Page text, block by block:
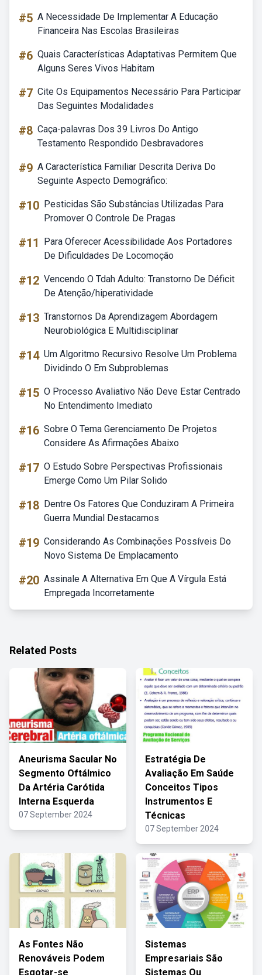
#5 A Necessidade De Implementar A Educação
Financeira Nas Escolas Brasileiras
#6 Quais Características Adaptativas Permitem Que
Alguns Seres Vivos Habitam
#7 Cite Os Equipamentos Necessário Para Participar
Das Seguintes Modalidades
#8 Caça-palavras Dos 39 Livros Do Antigo
Testamento Respondido Desbravadores
#9 A Característica Familiar Descrita Deriva Do
Seguinte Aspecto Demográfico:
#10 Pesticidas São Substâncias Utilizadas Para
Promover O Controle De Pragas
#11
Para Oferecer Acessibilidade Aos Portadores
De Dificuldades De Locomoção
#12 Vencendo O Tdah Adulto: Transtorno De Déficit
De Atenção/hiperatividade
#13 Transtornos Da Aprendizagem Abordagem
Neurobiológica E Multidisciplinar
#14 Um Algoritmo Recursivo Resolve Um Problema
Dividindo O Em Subproblemas
#15 O Processo Avaliativo Não Deve Estar Centrado
No Entendimento Imediato
#16 Sobre O Tema Gerenciamento De Projetos
Considere As Afirmações Abaixo
#17 O Estudo Sobre Perspectivas Profissionais
Emerge Como Um Pilar Solido
#18 Dentre Os Fatores Que Conduziram A Primeira
Guerra Mundial Destacamos
#19 Considerando As Combinações Possíveis Do
Novo Sistema De Emplacamento
#20 Assinale A Alternativa Em Que A Vírgula Está
Empregada Incorretamente
Related Posts
Aneurisma Sacular No
Segmento Oftálmico
Da Artéria Carótida
Interna Esquerda
07 September 2024
Estratégia De
Avaliação Em Saúde
Conceitos Tipos
Instrumentos E
Técnicas
07 September 2024
As Fontes Não
Renováveis Podem
Esgotar-se
Sistemas
Empresariais São
Sistemas Ou